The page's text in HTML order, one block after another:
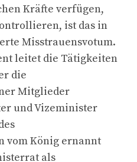
Kräfte verfügen,
ist das in
Misstrauensvotum.
leitet die Tätigkeiten
die
Mitglieder
und Vizeminister
vom König ernannt
als